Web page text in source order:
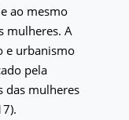
ao mesmo
mulheres. A
e urbanismo
pela
das mulheres